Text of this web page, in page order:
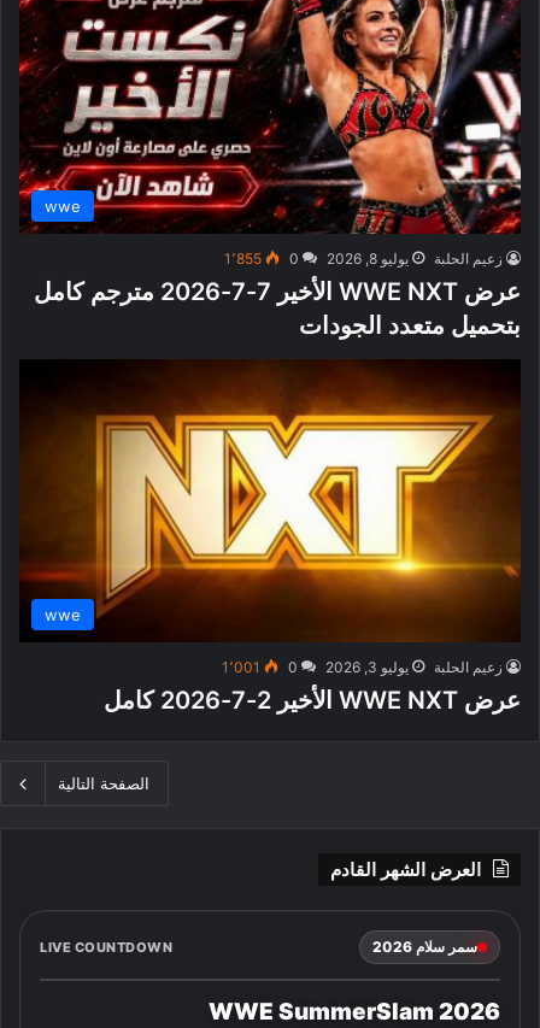
wwe
زعيم الحلبة يوليو 8, 2026 0 1٬855
عرض WWE NXT الأخير 7-7-2026 مترجم كامل
بتحميل متعدد الجودات
wwe
زعيم الحلبة يوليو 3, 2026 0 1٬001
عرض WWE NXT الأخير 2-7-2026 كامل
الصفحة التالية
العرض الشهر القادم
سمر سلام 2026 LIVE COUNTDOWN
WWE SummerSlam 2026